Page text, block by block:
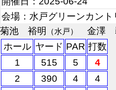
会場：水戸グリーンカン
菊池 裕明
（水戸） 金澤
ホール ヤード PAR 打数
1
515 5
4
2
390 4
4